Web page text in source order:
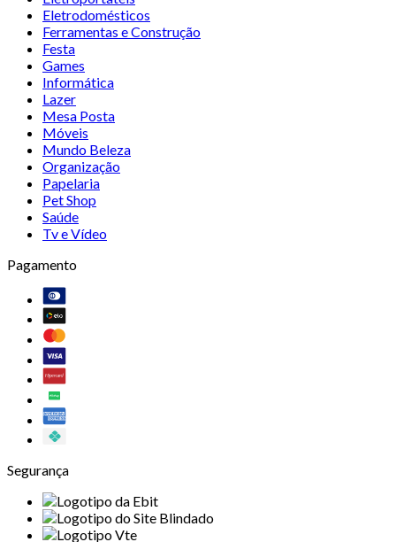
Eletrodomésticos
Ferramentas e Construção
Festa
Games
Informática
Lazer
Mesa Posta
Móveis
Mundo Beleza
Organização
Papelaria
Pet Shop
Saúde
Tv e Vídeo
Pagamento
Segurança